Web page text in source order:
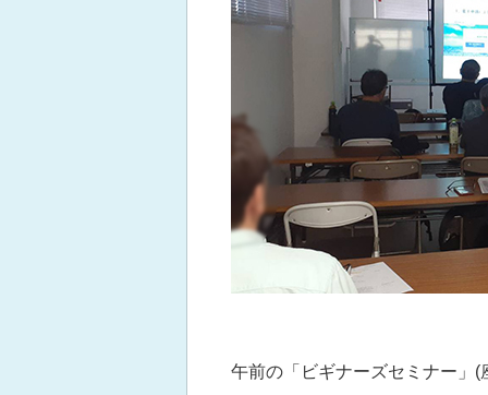
午前の「ビギナーズセミナー」